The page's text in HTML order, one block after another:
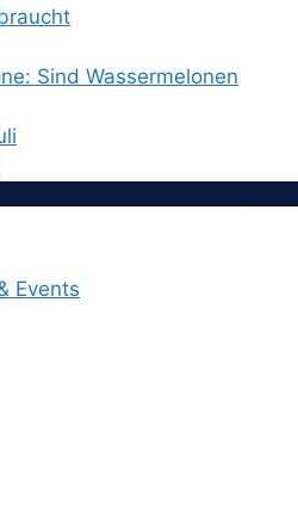
Sind Wassermelonen
Events